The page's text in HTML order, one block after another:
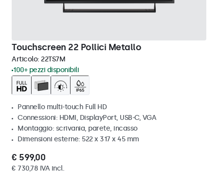
Touchscreen 22 Pollici Metallo
Articolo: 22TS7M
100+ pezzi disponibili
Pannello multi-touch Full HD
Connessioni: HDMI, DisplayPort, USB-C, VGA
Montaggio: scrivania, parete, incasso
Dimensioni esterne: 522 x 317 x 45 mm
€ 599,00
€ 730,78 IVA incl.